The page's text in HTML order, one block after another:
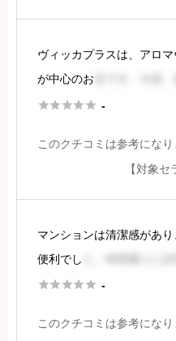
会話は非常に円滑で、心
ヴィッカプラスは、アロ
が中心のお
けました。松岡さんは長
ィシャンの理想像と言える
 -
このクチコミは参考になり
【対象
マンションは清潔感があ
便利でし
施術を受けました。料金
 -
このクチコミは参考になり